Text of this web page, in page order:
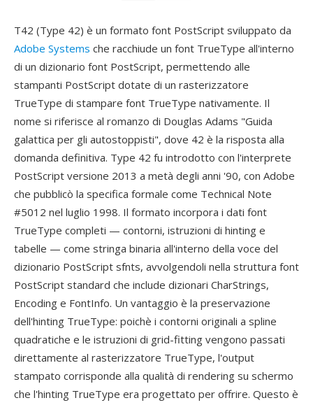
T42 (Type 42) è un formato font PostScript sviluppato da
Adobe Systems che racchiude un font TrueType all'interno
di un dizionario font PostScript, permettendo alle
stampanti PostScript dotate di un rasterizzatore
TrueType di stampare font TrueType nativamente. Il
nome si riferisce al romanzo di Douglas Adams "Guida
galattica per gli autostoppisti", dove 42 è la risposta alla
domanda definitiva. Type 42 fu introdotto con l'interprete
PostScript versione 2013 a metà degli anni '90, con Adobe
che pubblicò la specifica formale come Technical Note
#5012 nel luglio 1998. Il formato incorpora i dati font
TrueType completi — contorni, istruzioni di hinting e
tabelle — come stringa binaria all'interno della voce del
dizionario PostScript sfnts, avvolgendoli nella struttura font
PostScript standard che include dizionari CharStrings,
Encoding e FontInfo. Un vantaggio è la preservazione
dell'hinting TrueType: poichè i contorni originali a spline
quadratiche e le istruzioni di grid-fitting vengono passati
direttamente al rasterizzatore TrueType, l'output
stampato corrisponde alla qualità di rendering su schermo
che l'hinting TrueType era progettato per offrire. Questo è